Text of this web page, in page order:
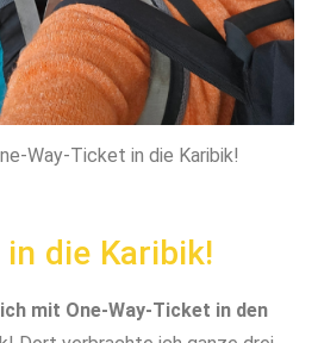
Way-Ticket in die Karibik!
die Karibik!
mit One-Way-Ticket in den